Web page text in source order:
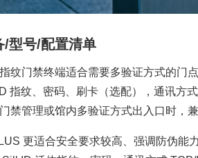
/型号/配置清单
纹门禁终端适合需要多验证方式的门
指纹、密码、刷卡（选配），通讯方
禁管理或馆内多验证方式出入口时，
更适合安全要求较高、强调防伪能